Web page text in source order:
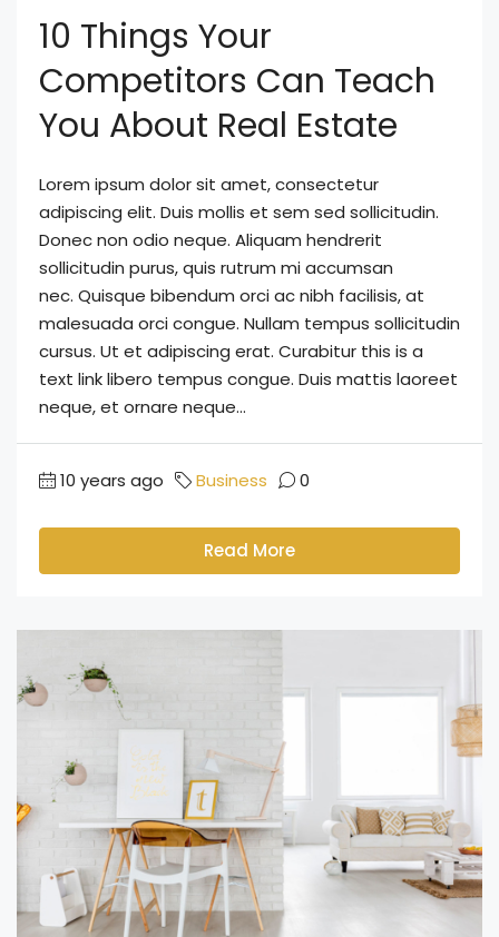
10 Things Your
Competitors Can Teach
You About Real Estate
Lorem ipsum dolor sit amet, consectetur
adipiscing elit. Duis mollis et sem sed sollicitudin.
Donec non odio neque. Aliquam hendrerit
sollicitudin purus, quis rutrum mi accumsan
nec. Quisque bibendum orci ac nibh facilisis, at
malesuada orci congue. Nullam tempus sollicitudin
cursus. Ut et adipiscing erat. Curabitur this is a
text link libero tempus congue. Duis mattis laoreet
neque, et ornare neque...
10 years ago Business 0
Read More